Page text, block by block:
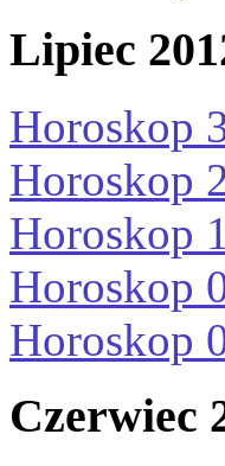
Lipiec
Horoskop
Horoskop
Horoskop
Horoskop
Horoskop
Czerwiec